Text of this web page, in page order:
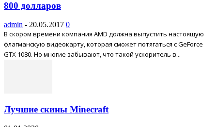
800 долларов
admin - 20.05.2017 0
В скором времени компания AMD должна выпустить настоящую
флагманскую видеокарту, которая сможет потягаться с GeForce
GTX 1080. Но многие забывают, что такой ускоритель в...
Лучшие скины Minecraft